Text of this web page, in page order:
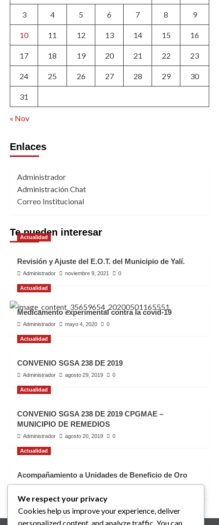
3 4 5 6 7 8 9
10 11 12 13 14 15 16
17 18 19 20 21 22 23
24 25 26 27 28 29 30
31
« Nov
Enlaces
Administrador
Administración Chat
Correo Institucional
Te pueden interesar
Actualidad
Revisión y Ajuste del E.O.T. del Municipio de Yalí.
Administrador noviembre 9, 2021 0
Actualidad
Medicamento experimental contra la covid-19
Administrador mayo 4, 2020 0
Actualidad
CONVENIO SGSA 238 DE 2019
Administrador agosto 29, 2019 0
Actualidad
CONVENIO SGSA 238 DE 2019 CPGMAE –
MUNICIPIO DE REMEDIOS
Administrador agosto 20, 2019 0
Actualidad
Acompañamiento a Unidades de Beneficio de Oro
Administrador junio 5, 2019 0
We respect your privacy
Cookies help us improve your experience, deliver
personalized content, and analyze traffic. You can